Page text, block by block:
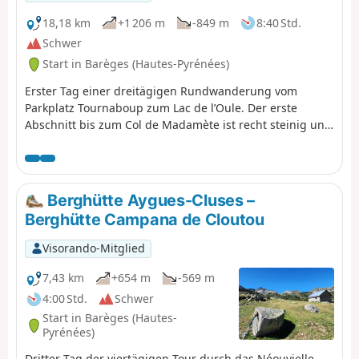
Südhangweg nimmt.
18,18 km
+1 206 m -849 m
8:40 Std.
Schwer
Start in Barèges (Hautes-Pyrénées)
Erster Tag einer dreitägigen Rundwanderung vom
Parkplatz Tournaboup zum Lac de l’Oule. Der erste
Abschnitt bis zum Col de Madamète ist recht steinig und
wahres Vergnügen, an den herrlichen Seen des
Néouvielle vorbeizukommen, zu denen unter anderem
der Lac d’Aumar, der Lac d’Aubert und der Lac de l’Oule
gehören.Berghütte Aygues-Cluses –
Berghütte Campana de Cloutou
Visorando-Mitglied
7,43 km
+654 m
-569 m
4:00 Std.
Schwer
Start in Barèges (Hautes-
Pyrénées)